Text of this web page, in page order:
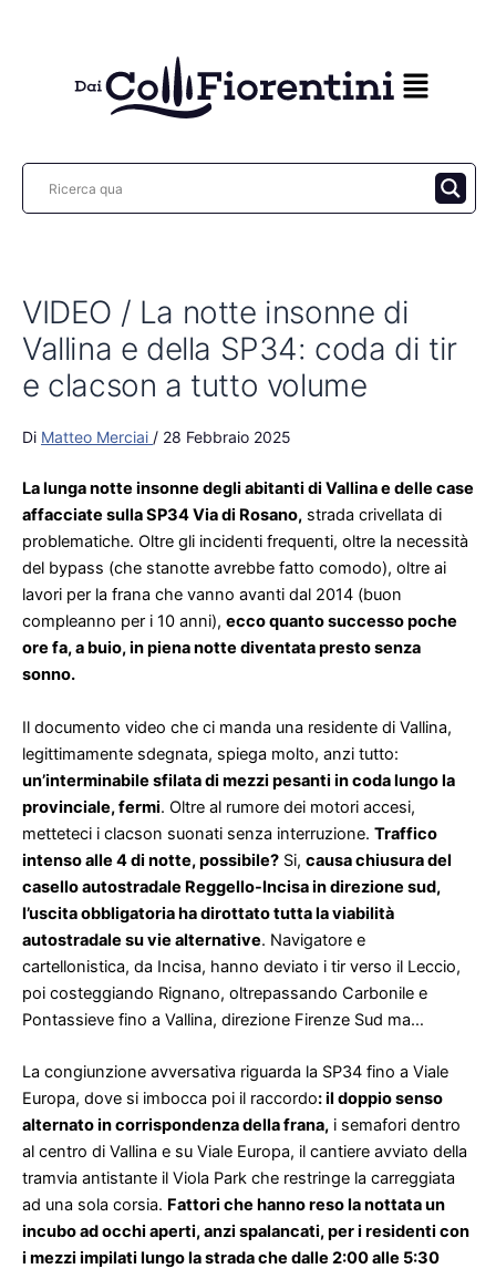
VIDEO / La notte insonne di
Vallina e della SP34: coda di tir
e clacson a tutto volume
Di Matteo Merciai / 28 Febbraio 2025
La lunga notte insonne degli abitanti di Vallina e delle case
affacciate sulla SP34 Via di Rosano, strada crivellata di
problematiche. Oltre gli incidenti frequenti, oltre la necessità
del bypass (che stanotte avrebbe fatto comodo), oltre ai
lavori per la frana che vanno avanti dal 2014 (buon
compleanno per i 10 anni), ecco quanto successo poche
ore fa, a buio, in piena notte diventata presto senza
sonno.
Il documento video che ci manda una residente di Vallina,
legittimamente sdegnata, spiega molto, anzi tutto:
un’interminabile sfilata di mezzi pesanti in coda lungo la
provinciale, fermi. Oltre al rumore dei motori accesi,
metteteci i clacson suonati senza interruzione. Traffico
intenso alle 4 di notte, possibile? Si, causa chiusura del
casello autostradale Reggello-Incisa in direzione sud,
l’uscita obbligatoria ha dirottato tutta la viabilità
autostradale su vie alternative. Navigatore e
cartellonistica, da Incisa, hanno deviato i tir verso il Leccio,
poi costeggiando Rignano, oltrepassando Carbonile e
Pontassieve fino a Vallina, direzione Firenze Sud ma…
La congiunzione avversativa riguarda la SP34 fino a Viale
Europa, dove si imbocca poi il raccordo: il doppio senso
alternato in corrispondenza della frana, i semafori dentro
al centro di Vallina e su Viale Europa, il cantiere avviato della
tramvia antistante il Viola Park che restringe la carreggiata
ad una sola corsia. Fattori che hanno reso la nottata un
incubo ad occhi aperti, anzi spalancati, per i residenti con
i mezzi impilati lungo la strada che dalle 2:00 alle 5:30